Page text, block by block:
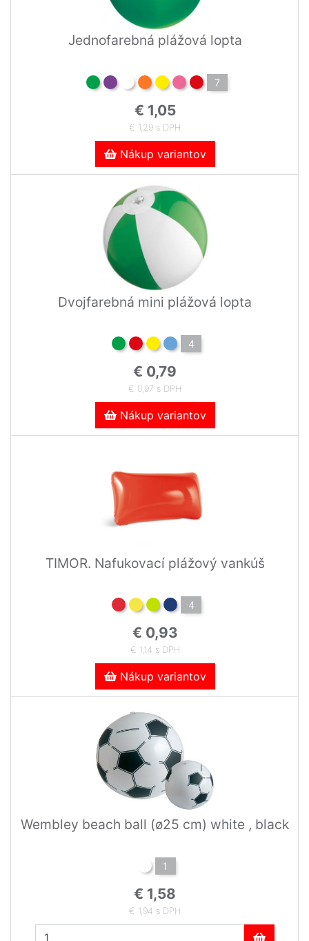
Jednofarebná plážová lopta
7
€ 1,05
€ 1,29 s DPH
Nákup variantov
Dvojfarebná mini plážová lopta
4
€ 0,79
€ 0,97 s DPH
Nákup variantov
TIMOR. Nafukovací plážový vankúš
4
€ 0,93
€ 1,14 s DPH
Nákup variantov
Wembley beach ball (ø25 cm) white , black
1
€ 1,58
€ 1,94 s DPH